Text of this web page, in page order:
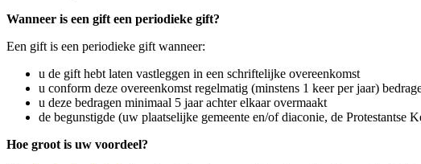
Wanneer is een gift een periodieke gift?
Een gift is een periodieke gift wanneer:
u de gift hebt laten vastleggen in een schriftelijke overeenkomst
u conform deze overeenkomst regelmatig (minstens 1 keer per jaar)
u deze bedragen minimaal 5 jaar achter elkaar overmaakt
de begunstigde (uw plaatselijke gemeente en/of diaconie, de
Hoe groot is uw voordeel?